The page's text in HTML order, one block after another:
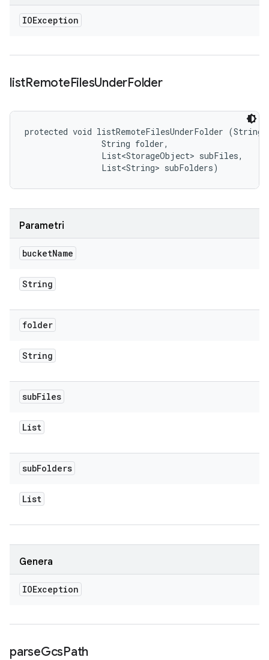
IOException
listRemoteFilesUnderFolder
protected void listRemoteFilesUnderFolder (String
                String folder,
                List<StorageObject> subFiles,
                List<String> subFolders)
Parametri
bucketName
String
folder
String
subFiles
List
subFolders
List
Genera
IOException
parseGcsPath